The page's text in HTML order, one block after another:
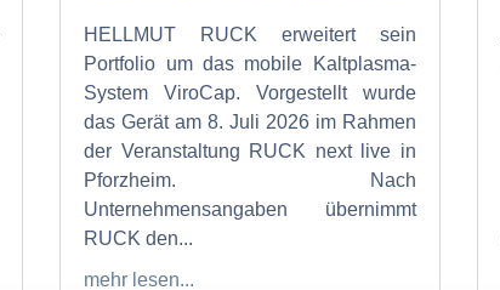
HELLMUT RUCK erweitert sein
Portfolio um das mobile Kaltplasma-
System ViroCap. Vorgestellt wurde
das Gerät am 8. Juli 2026 im Rahmen
der Veranstaltung RUCK next live in
Pforzheim. Nach
Unternehmensangaben übernimmt
RUCK den...
mehr lesen...